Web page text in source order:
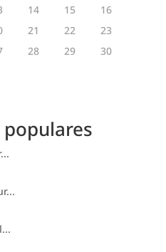
14 15
16
21 22
23
28 29
30